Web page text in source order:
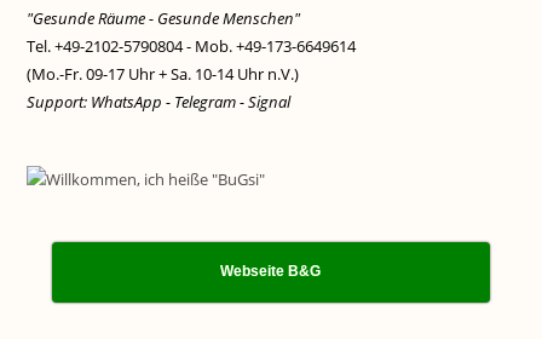
"Gesunde Räume - Gesunde Menschen"
Tel. +49-2102-5790804 - Mob. +49-173-6649614
(Mo.-Fr. 09-17 Uhr + Sa. 10-14 Uhr n.V.)
Support: WhatsApp - Telegram - Signal
Webseite B&G